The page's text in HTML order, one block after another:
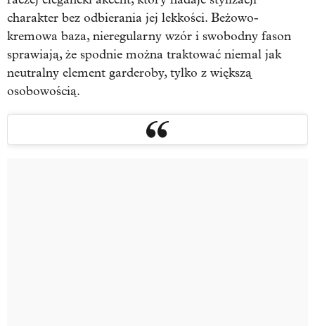
charakter bez odbierania jej lekkości. Beżowo-
kremowa baza, nieregularny wzór i swobodny fason
sprawiają, że spodnie można traktować niemal jak
neutralny element garderoby, tylko z większą
osobowością.